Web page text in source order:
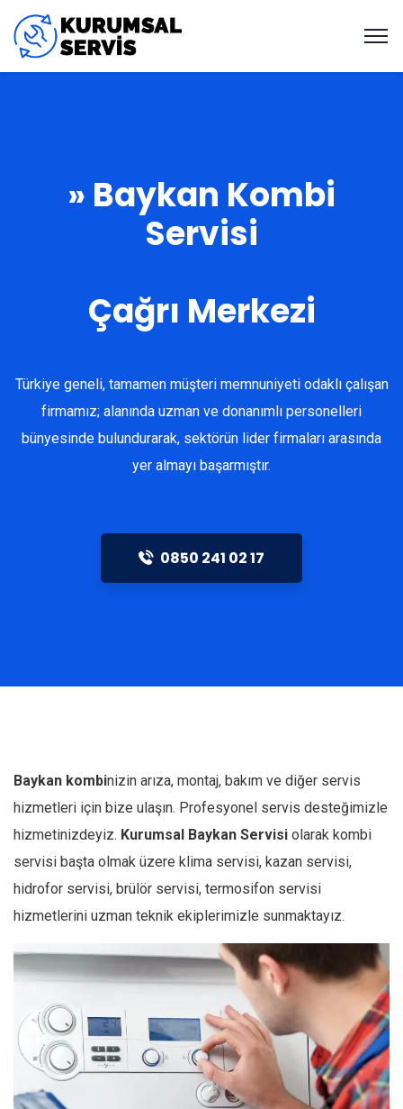
» Baykan Kombi
Servisi
Çağrı Merkezi
Türkiye geneli, tamamen müşteri memnuniyeti odaklı çalışan
firmamız; alanında uzman ve donanımlı personelleri
bünyesinde bulundurarak, sektörün lider firmaları arasında
yer almayı başarmıştır.
0850 241 02 17
Baykan kombinizin arıza, montaj, bakım ve diğer servis
hizmetleri için bize ulaşın. Profesyonel servis desteğimizle
hizmetinizdeyiz. Kurumsal Baykan Servisi olarak kombi
servisi başta olmak üzere klima servisi, kazan servisi,
hidrofor servisi, brülör servisi, termosifon servisi
hizmetlerini uzman teknik ekiplerimizle sunmaktayız.